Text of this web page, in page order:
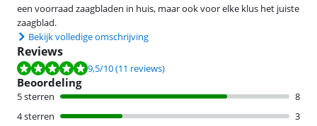
een voorraad zaagbladen in huis, maar ook voor elke klus het juiste
zaagblad.
Bekijk volledige omschrijving
Reviews
Beoordeling is 9,5 van de 10, gebaseerd op 11 reviews.
9,5/10(11 reviews)
Beoordeling
5 sterren
8
4 sterren
3